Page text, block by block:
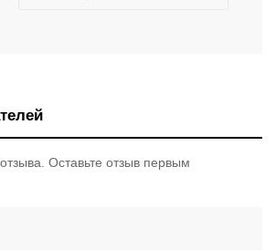
Оставьте отзыв первым